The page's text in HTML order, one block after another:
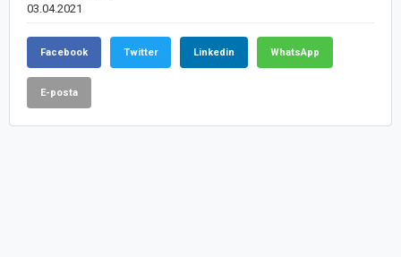
03.04.2021
Facebook Twitter Linkedin WhatsApp
E-posta